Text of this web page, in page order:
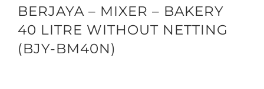
BERJAYA – MIXER – BAKERY
40 LITRE WITHOUT NETTING
(BJY-BM40N)